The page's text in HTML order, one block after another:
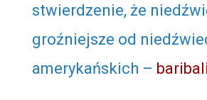
stwierdzenie, że
groźniejsze od
amerykańskich – baribali